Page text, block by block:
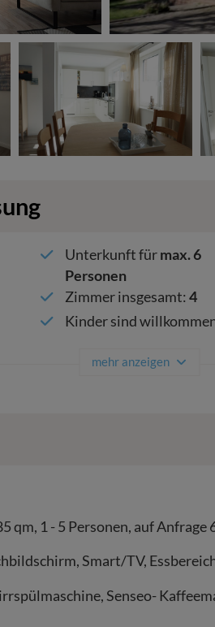
Unterkunft fürmax.6
Personen
Zimmer insgesamt:4
Kinder sind
mehr anzeigen
qm, 1 - 5 Personen, auf Anfrage
Smart/TV,
Senseo-